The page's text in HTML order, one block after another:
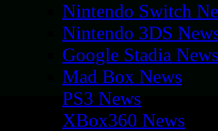
Nintendo Switch
Nintendo 3DS
Google Stadia
Mad Box News
PS3 News
XBox360 News